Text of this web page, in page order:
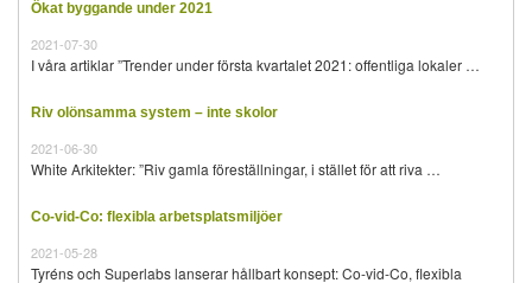
Ökat byggande under 2021
2021-07-30
I våra artiklar ”Trender under första kvartalet 2021: offentliga lokaler …
Riv olönsamma system – inte skolor
2021-06-30
White Arkitekter: ”Riv gamla föreställningar, i stället för att riva …
Co-vid-Co: flexibla arbetsplatsmiljöer
2021-05-28
Tyréns och Superlabs lanserar hållbart konsept: Co-vid-Co, flexibla